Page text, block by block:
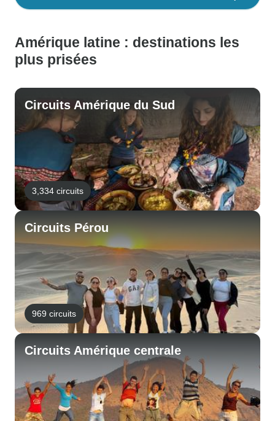
Amérique latine : destinations les
plus prisées
Circuits Amérique du Sud
3,334 circuits
Circuits Pérou
969 circuits
Circuits Amérique centrale